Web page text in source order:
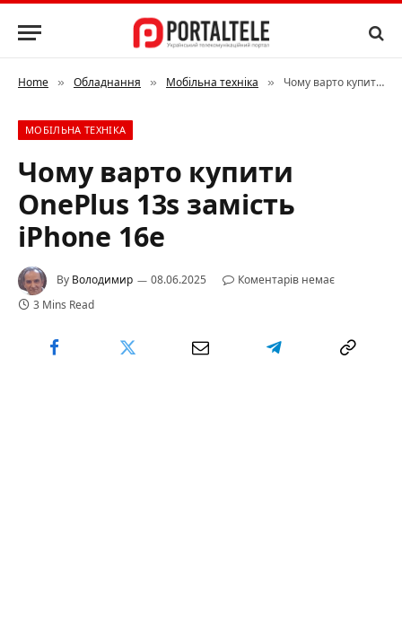
Home » Обладнання » Мобільна техніка » Чому варто купити OnePlus 13s замість iPhone 16e
МОБІЛЬНА ТЕХНІКА
Чому варто купити
OnePlus 13s замість
iPhone 16e
By Володимир 08.06.2025
Коментарів немає
3 Mins Read